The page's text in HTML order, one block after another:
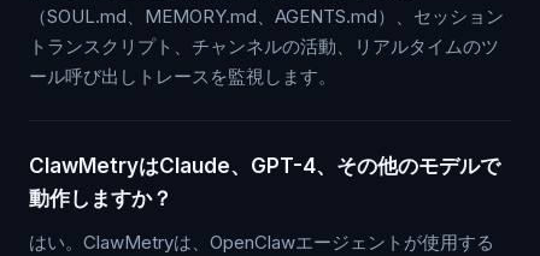
（SOUL.md、MEMORY.md、AGENTS.md）、セッション
トランスクリプト、チャンネルの活動、リアルタイムのツ
ール呼び出しトレースを監視します。
ClawMetryはClaude、GPT-4、その他のモデルで
動作しますか？
はい。ClawMetryは、OpenClawエージェントが使用する